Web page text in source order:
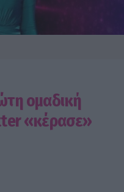
ομαδική
«κέρασε»